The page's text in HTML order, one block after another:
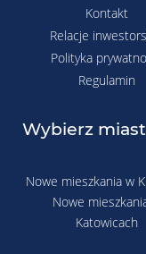
Kontakt
Relacje
Polityka
Regulamin
Wybierz
Nowe mieszkania w
Nowe
Katowicach